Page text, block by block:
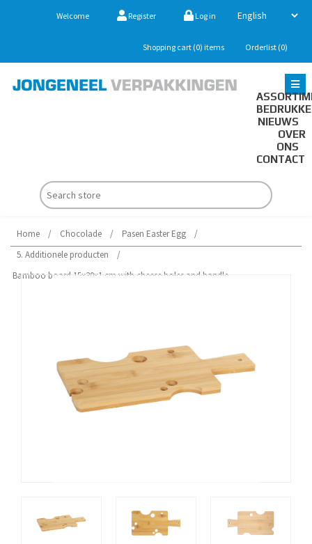
Welcome Register Log in
Shopping cart (0) items Orderlist (0)
NIEUWS
OVER
ONS
CONTACT
Home / Chocolade / Pasen Easter Egg
/
5. Additionele producten
/
Bamboo board 15x30x1 cm with cheese holes and handle